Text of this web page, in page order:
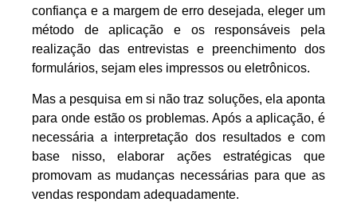
confiança e a margem de erro desejada, eleger um
método de aplicação e os responsáveis pela
realização das entrevistas e preenchimento dos
formulários, sejam eles impressos ou eletrônicos.
Mas a pesquisa em si não traz soluções, ela aponta
para onde estão os problemas. Após a aplicação, é
necessária a interpretação dos resultados e com
base nisso, elaborar ações estratégicas que
promovam as mudanças necessárias para que as
vendas respondam adequadamente.